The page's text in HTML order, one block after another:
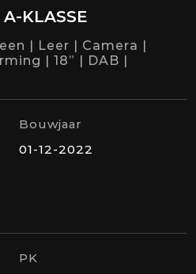
KLASSE
| Leer | Camera |
| 18” | DAB |
Bouwjaar
01-12-2022
PK